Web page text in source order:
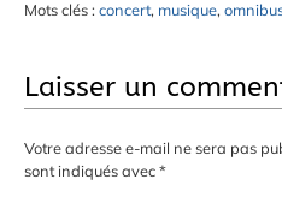
Mots clés : concert, musique,
Laisser un
Votre adresse e-mail ne sera pas
sont indiqués avec*